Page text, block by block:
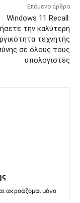
Επόμενο άρθρο
Windows 11 Recall:
την καλύτερη
τεχνητής
σε όλους τους
υπολογιστές
ακροάζομαι μόνο